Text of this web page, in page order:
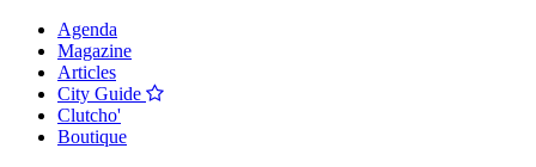
Agenda
Magazine
Articles
City Guide
Clutcho'
Boutique